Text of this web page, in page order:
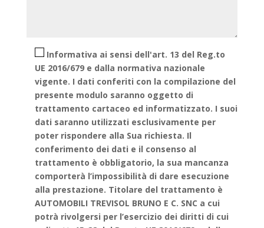
Informativa ai sensi dell'art. 13 del Reg.to
UE 2016/679 e dalla normativa nazionale
vigente. I dati conferiti con la compilazione del
presente modulo saranno oggetto di
trattamento cartaceo ed informatizzato. I suoi
dati saranno utilizzati esclusivamente per
poter rispondere alla Sua richiesta. Il
conferimento dei dati e il consenso al
trattamento è obbligatorio, la sua mancanza
comporterà l’impossibilità di dare esecuzione
alla prestazione. Titolare del trattamento è
AUTOMOBILI TREVISOL BRUNO E C. SNC a cui
potrà rivolgersi per l’esercizio dei diritti di cui